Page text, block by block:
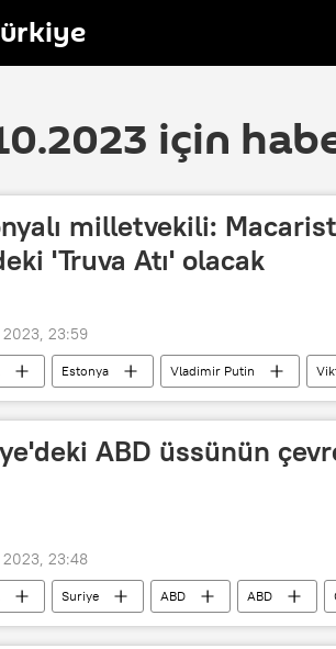
için
milletvekili:
'Truva Atı' olacak
2023, 23:59
Estonya Vladimir Putin
Macaristan NATO Truva Atı
ABD üssünün
2023, 23:48
Suriye ABD ABD